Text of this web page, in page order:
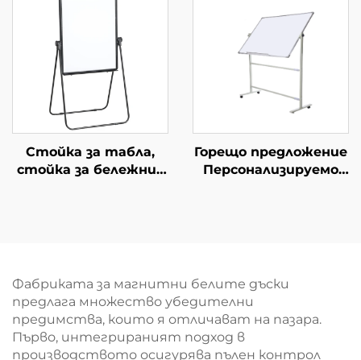
керамична
стоманена дъска за
маркер
повърхност и
заключваща врата,
заключваща се
информационна
табла,
информационен
Стойка за табла,
стойка за бележник
Горещо предложение
Персонализируемо
Фабриката за магнитни белите дъски
предлага множество убедителни
предимства, които я отличават на пазара.
Първо, интегрираният подход в
производството осигурява пълен контрол